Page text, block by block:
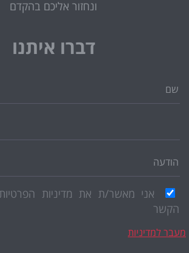
ונחזור אליכם בהקדם
דברו איתנו
אני מאשר/ת את מדיניות הפרטיות
הקשר
למדיניות